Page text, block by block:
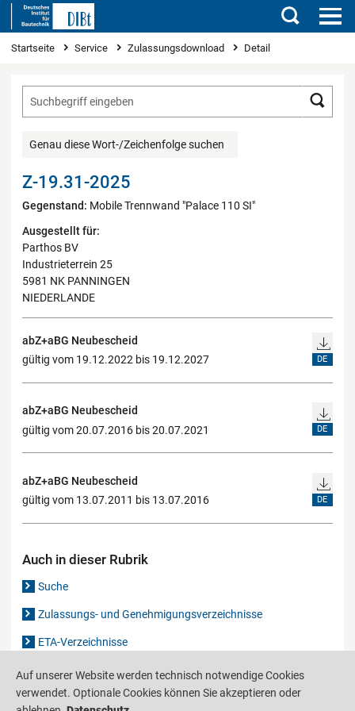
Suchen
Sie sind hier
Startseite Service Zulassungsdownload Detail
Genau diese Wort-/Zeichenfolge suchen
Z-19.31-2025
Gegenstand: Mobile Trennwand "Palace 110 SI"
Ausgestellt für:
Parthos BV
Industrieterrein 25
5981 NK PANNINGEN
NIEDERLANDE
abZ+aBG Neubescheid
gültig vom 19.12.2022 bis 19.12.2027
DE
abZ+aBG Neubescheid
gültig vom 20.07.2016 bis 20.07.2021
DE
abZ+aBG Neubescheid
gültig vom 13.07.2011 bis 13.07.2016
DE
Auch in dieser Rubrik
Suche
Zulassungs- und Genehmigungsverzeichnisse
ETA-Verzeichnisse
Gutachten-Verzeichnis
Auf unserer Website werden technisch notwendige Cookies
verwendet. Optionale Cookies können Sie akzeptieren oder